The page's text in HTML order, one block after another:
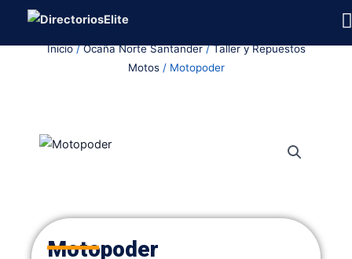
contenidoInicio/Ocaña Norte Santander/Taller y Repuestos
Motos/ Motopoder
Motopoder